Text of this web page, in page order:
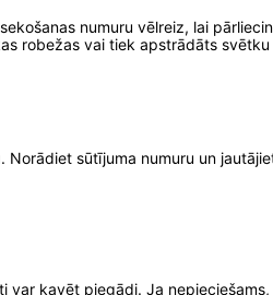
numuru vēlreiz, lai
robežas vai tiek apstrādāts svētku
. Norādiet sūtījuma numuru un
kavēt piegādi. Ja